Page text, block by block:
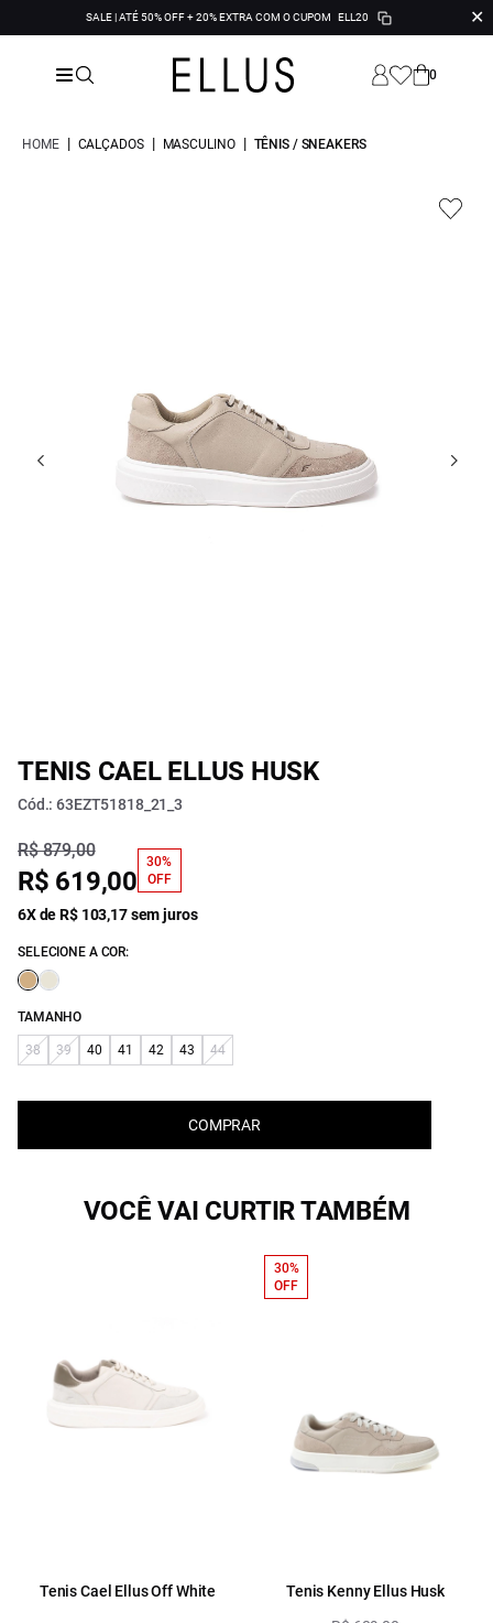
SALE | ATÉ 50% OFF + 20% EXTRA COM O CUPOM ELL20 ✕
0
HOME | CALÇADOS | MASCULINO | TÊNIS / SNEAKERS
TENIS CAEL ELLUS HUSK
Cód.: 63EZT51818_21_3
R$ 879,00
R$ 619,00
30%
OFF
6X de R$ 103,17 sem juros
SELECIONE A COR:
TAMANHO
38 39 40 41 42 43 44
COMPRAR
VOCÊ VAI CURTIR TAMBÉM
Tenis Cael Ellus Off White
Tenis Kenny Ellus Husk
30%
OFF